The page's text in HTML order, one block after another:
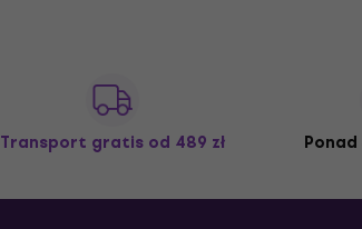
Transport gratis od 489 zł